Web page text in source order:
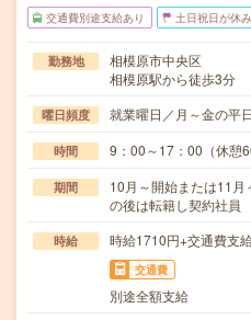
交通費別途支給あり 土日祝日が休み
勤務地
相模原市中央区
相模原駅から徒歩3分
曜日頻度 就業曜日／月～金の平
時間 9：00～17：00（休憩
期間
10月～開始または11
の後は転籍し契約社員
時給 時給1710円+交通費支
交通費
別途全額支給